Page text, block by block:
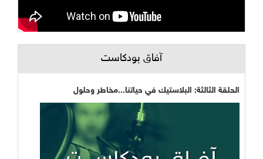
آفاق بودكاست
الحلقة الثالثة: البلاستيك في حياتنا...مخاطر وحلول